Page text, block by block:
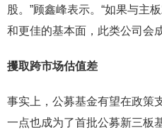
股。”顾鑫峰表示。“如果与主
和更佳的基本面，此类公司会
攫取跨市场估值差
事实上，公募基金有望在政策
一点也成为了首批公募新三板